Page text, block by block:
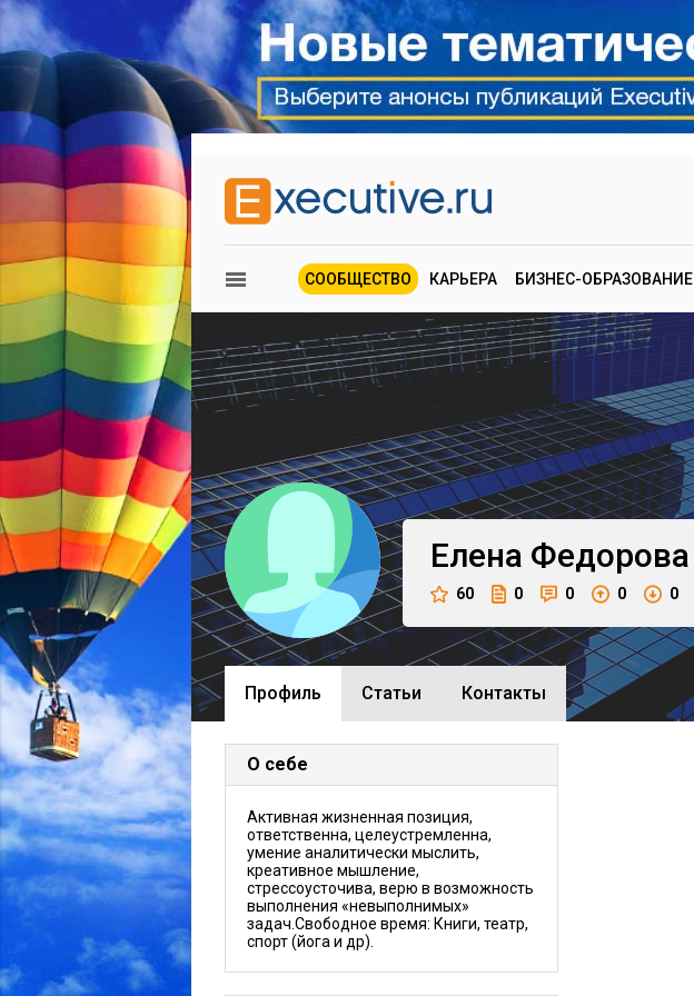
СООБЩЕСТВО КАРЬЕРА БИЗНЕС-ОБРАЗОВАНИЕ
Елена Федорова
60 0 0 0 0
Профиль Cтатьи Контакты
О себе
Активная жизненная позиция,
ответственна, целеустремленна,
умение аналитически мыслить,
креативное мышление,
стрессоусточива, верю в возможность
выполнения «невыполнимых»
задач.Свободное время: Книги, театр,
спорт (йога и др).